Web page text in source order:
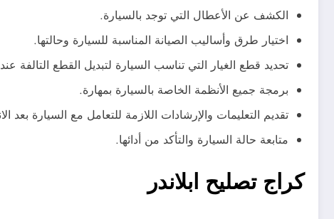
الكشف عن الأعطال التي توجد بالسيارة.
اختيار طرق وأساليب الصيانة المناسبة للسيارة وحالتها.
تحديد قطع الغيار التي تناسب السيارة لتبديل القطع التالفة
برمجة جميع الأنظمة الخاصة بالسيارة بمهارة.
تقديم التعليمات والإرشادات اللازمة للتعامل مع السيارة بعد
متابعة حالة السيارة والتأكد من أدائها.
كراج تصليح ابلاندر